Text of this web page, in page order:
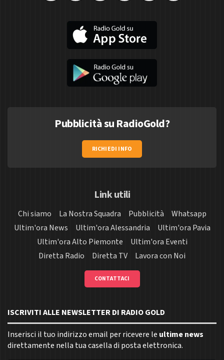
Pubblicità su RadioGold?
RICHIEDI INFO
Link utili
Chi siamo La Nostra Squadra Pubblicità
Whatsapp
Ultim'ora News
Ultim'ora Alessandria
Ultim'ora Pavia
Ultim'ora Alto Piemonte
Ultim'ora Eventi
Diretta Radio
Diretta TV Lavora con Noi
CONTATTACI
ISCRIVITI ALLE NEWSLETTER DI RADIO GOLD
Inserisci il tuo indirizzo email per ricevere le ultime news
direttamente nella tua casella di posta elettronica.